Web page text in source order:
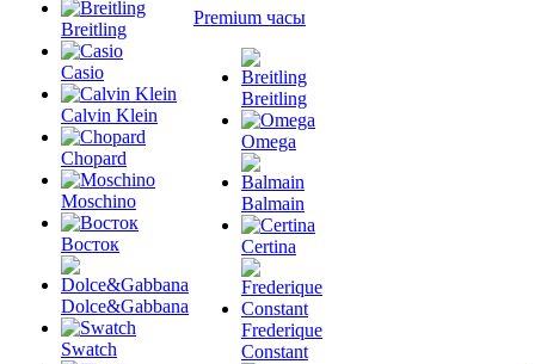
Breitling
Casio
Calvin Klein
Chopard
Moschino
Восток
Dolce&Gabbana
Swatch
Premium часы
Breitling
Omega
Balmain
Certina
Frederique
Constant